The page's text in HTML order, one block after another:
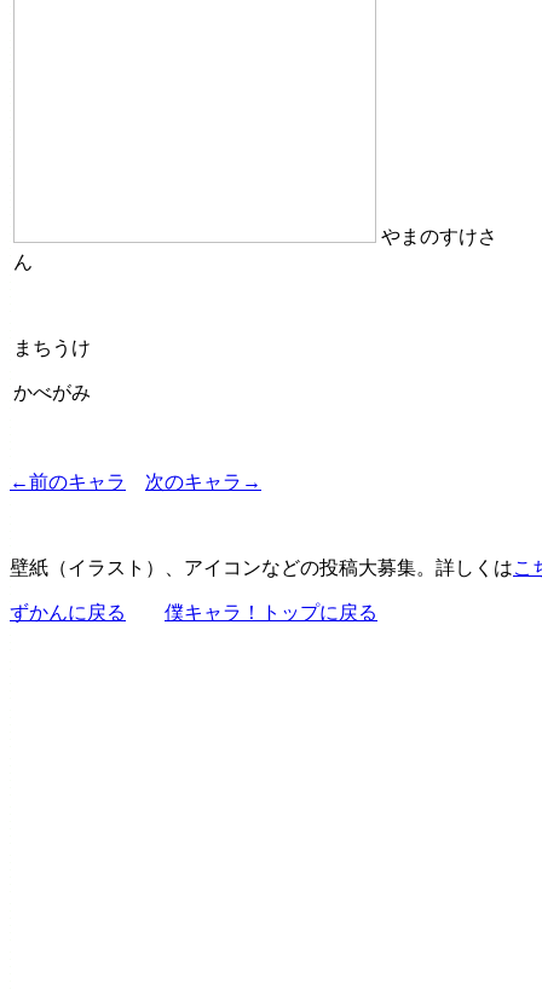
やまのすけさ
ん
まちうけ
かべがみ
←前のキャラ 次のキャラ→
壁紙（イラスト）、アイコンなどの投稿大募集。詳しくはこ
ずかんに戻る 僕キャラ！トップに戻る